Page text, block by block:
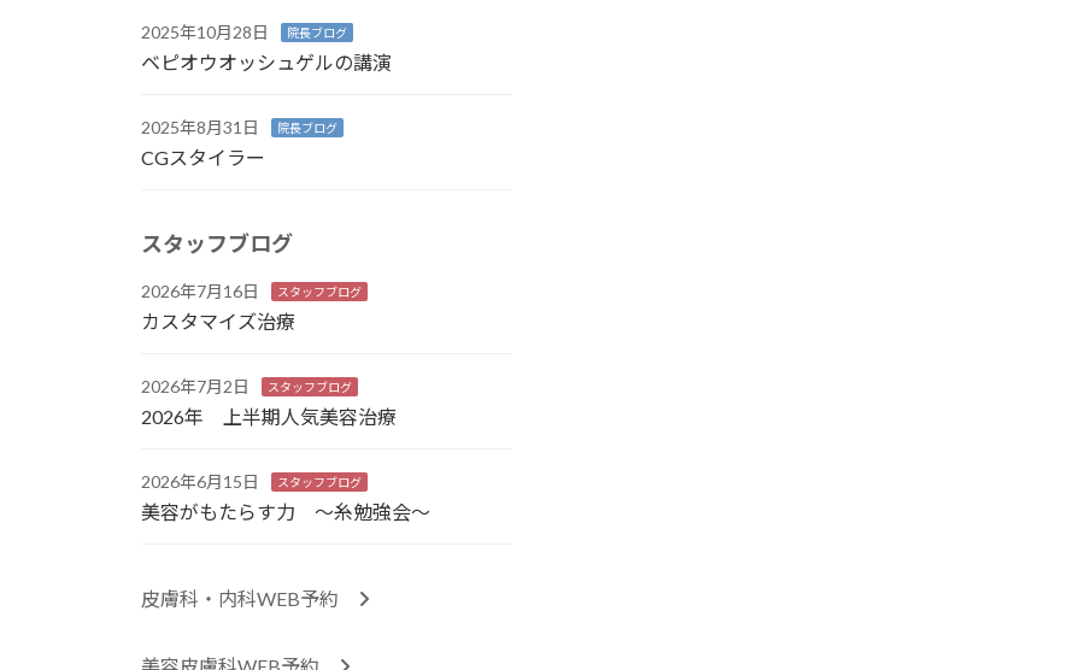
2025年10月28日 院長ブログ
ベピオウオッシュゲルの講演
2025年8月31日 院長ブログ
CGスタイラー
スタッフブログ
2026年7月16日 スタッフブログ
カスタマイズ治療
2026年7月2日 スタッフブログ
2026年 上半期人気美容治療
2026年6月15日 スタッフブログ
美容がもたらす力 ～糸勉強会～
皮膚科・内科WEB予約